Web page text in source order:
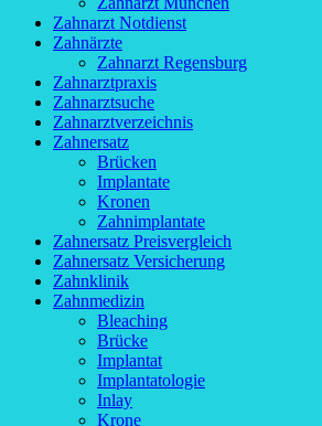
Zahnarzt Notdienst
Zahnärzte
Zahnarzt Regensburg
Zahnarztpraxis
Zahnarztsuche
Zahnarztverzeichnis
Zahnersatz
Brücken
Implantate
Kronen
Zahnimplantate
Zahnersatz Preisvergleich
Zahnersatz Versicherung
Zahnklinik
Zahnmedizin
Bleaching
Brücke
Implantat
Implantatologie
Inlay
Krone